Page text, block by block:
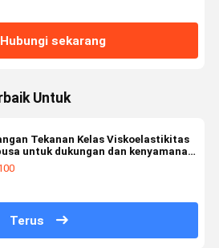
Hubungi sekarang
Untuk
Tekanan Kelas Viskoelastikitas
untuk dukungan dan kenyamanan
lama
Terus